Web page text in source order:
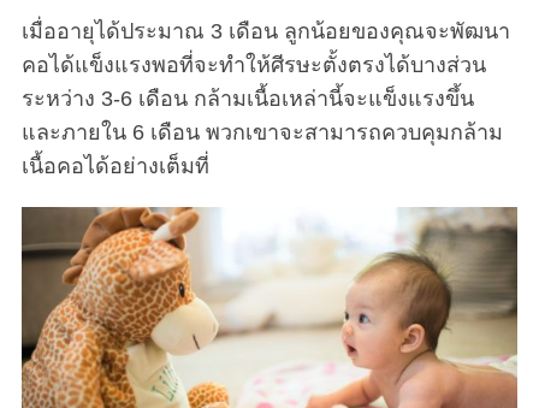
เมื่ออายุได้ประมาณ 3 เดือน ลูกน้อยของคุณจะพัฒนา
คอได้แข็งแรงพอที่จะทำให้ศีรษะตั้งตรงได้บางส่วน
ระหว่าง 3-6 เดือน กล้ามเนื้อเหล่านี้จะแข็งแรงขึ้น
และภายใน 6 เดือน พวกเขาจะสามารถควบคุมกล้าม
เนื้อคอได้อย่างเต็มที่